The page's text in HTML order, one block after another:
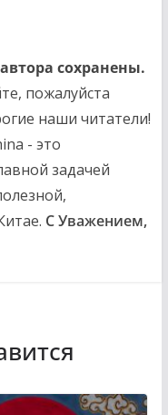
сохранены.
пожалуйста
наши читатели!
- это
задачей
С Уважением,